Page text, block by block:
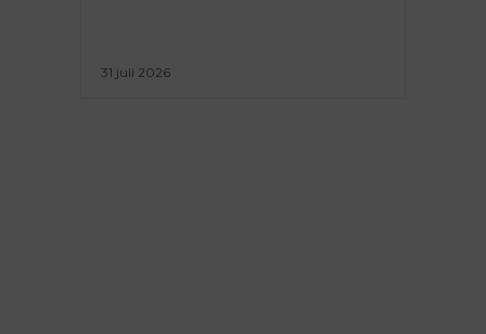
31 juli 2026